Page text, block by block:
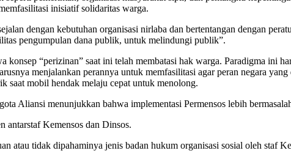
inisiatif solidaritas warga.
dengan kebutuhan organisasi nirlaba dan bertentangan dengan
pengumpulan dana publik, untuk melindungi publik”.
“perizinan” saat ini telah membatasi hak warga. Paradigma ini
menjalankan perannya untuk memfasilitasi agar peran negara
saat mobil hendak melaju cepat untuk menolong.
Aliansi menunjukkan bahwa implementasi Permensos lebih
antarstaf Kemensos dan Dinsos.
atau tidak dipahaminya jenis badan hukum organisasi sosial oleh staf